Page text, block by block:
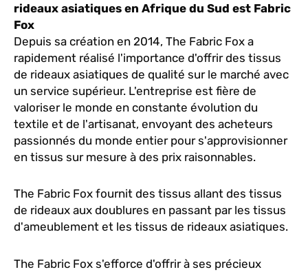
rideaux asiatiques en Afrique du Sud est Fabric
Fox
Depuis sa création en 2014, The Fabric Fox a
rapidement réalisé l'importance d'offrir des tissus
de rideaux asiatiques de qualité sur le marché avec
un service supérieur. L'entreprise est fière de
valoriser le monde en constante évolution du
textile et de l'artisanat, envoyant des acheteurs
passionnés du monde entier pour s'approvisionner
en tissus sur mesure à des prix raisonnables.
The Fabric Fox fournit des tissus allant des tissus
de rideaux aux doublures en passant par les tissus
d'ameublement et les tissus de rideaux asiatiques.
The Fabric Fox s'efforce d'offrir à ses précieux